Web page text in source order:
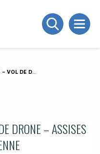
ET CITOYENNE
DRONE – ASSISES